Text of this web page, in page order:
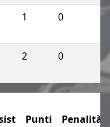
1 0
2 0
Punti
Penalità